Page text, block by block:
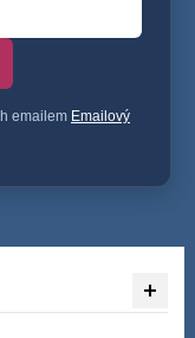
emailem Emailový